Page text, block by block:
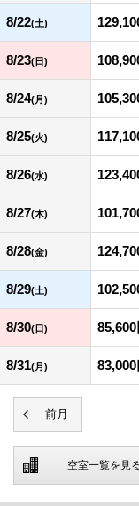
8/22(土)
8/23(日)
8/24(月)
8/25(火)
8/26(水)
8/27(木)
8/28(金)
8/29(土)
8/30(日) 85,600
8/31(月) 83,000
空室一覧を見